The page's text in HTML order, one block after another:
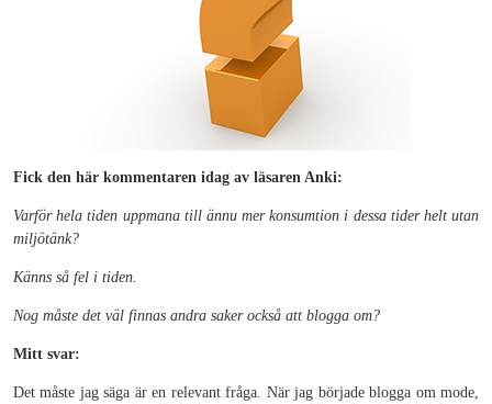
Fick den här kommentaren idag av läsaren Anki:
Varför hela tiden uppmana till ännu mer konsumtion i dessa tider helt utan
miljötänk?
Känns så fel i tiden.
Nog måste det väl finnas andra saker också att blogga om?
Mitt svar:
Det måste jag säga är en relevant fråga. När jag började blogga om mode,